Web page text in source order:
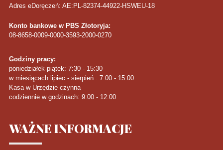
Adres eDoręczeń: AE:PL-82374-44922-HSWEU-18
Konto bankowe w PBS Złotoryja:
08-8658-0009-0000-3593-2000-0270
Godziny pracy:
poniedziałek-piątek: 7:30 - 15:30
w miesiącach lipiec - sierpień : 7:00 - 15:00
Kasa w Urzędzie czynna
codziennie w godzinach: 9:00 - 12:00
WAŻNEINFORMACJE